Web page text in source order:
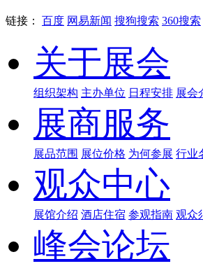
链接： 百度 网易新闻 搜狗搜索 360搜索
关于展会
组织架构 主办单位 日程安排 展会
展商服务
展品范围 展位价格 为何参展 行业
观众中心
展馆介绍 酒店住宿 参观指南 观众
峰会论坛